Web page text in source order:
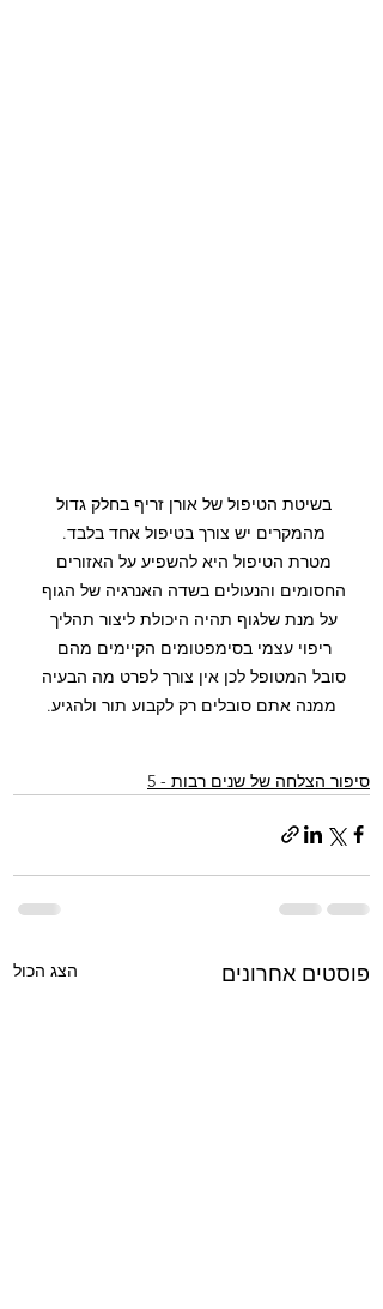
בשיטת הטיפול של אורן זריף בחלק גדול
מהמקרים יש צורך בטיפול אחד בלבד.
מטרת הטיפול היא להשפיע על האזורים
החסומים והנעולים בשדה האנרגיה של הגוף
על מנת שלגוף תהיה היכולת ליצור תהליך
ריפוי עצמי בסימפטומים הקיימים מהם
סובל המטופל לכן אין צורך לפרט מה הבעיה
ממנה אתם סובלים רק לקבוע תור ולהגיע.
סיפור הצלחה של שנים רבות - 5
פוסטים אחרונים הצג הכול